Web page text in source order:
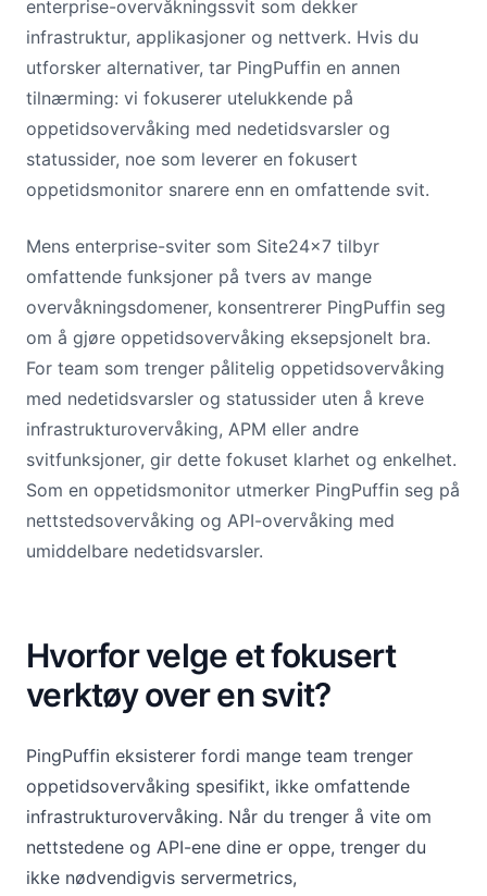
enterprise-overvåkningssvit som dekker
infrastruktur, applikasjoner og nettverk. Hvis du
utforsker alternativer, tar PingPuffin en annen
tilnærming: vi fokuserer utelukkende på
oppetidsovervåking med nedetidsvarsler og
statussider, noe som leverer en fokusert
oppetidsmonitor snarere enn en omfattende svit.
Mens enterprise-sviter som Site24x7 tilbyr
omfattende funksjoner på tvers av mange
overvåkningsdomener, konsentrerer PingPuffin seg
om å gjøre oppetidsovervåking eksepsjonelt bra.
For team som trenger pålitelig oppetidsovervåking
med nedetidsvarsler og statussider uten å kreve
infrastrukturovervåking, APM eller andre
svitfunksjoner, gir dette fokuset klarhet og enkelhet.
Som en oppetidsmonitor utmerker PingPuffin seg på
nettstedsovervåking og API-overvåking med
umiddelbare nedetidsvarsler.
Hvorfor velge et fokusert
verktøy over en svit?
PingPuffin eksisterer fordi mange team trenger
oppetidsovervåking spesifikt, ikke omfattende
infrastrukturovervåking. Når du trenger å vite om
nettstedene og API-ene dine er oppe, trenger du
ikke nødvendigvis servermetrics,